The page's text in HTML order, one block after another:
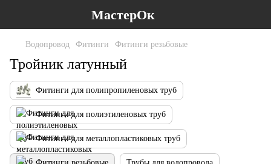
МастерОк
Водопровод Фитинги Фитинги резьбовые
Тройник латунный
Фитинги для полипропиленовых труб
Фитинги для полиэтиленовых труб
Фитинги для металлопластиковых труб